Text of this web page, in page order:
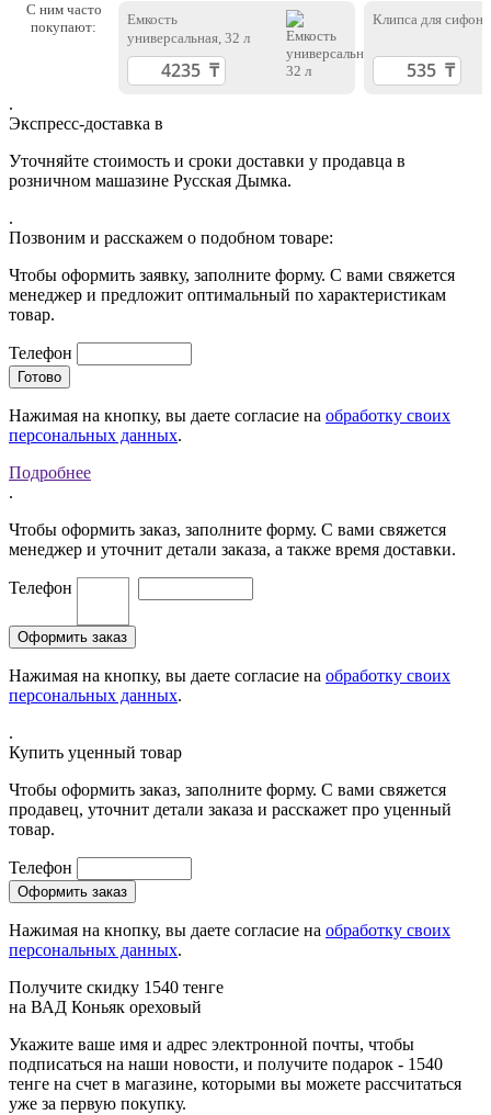
С ним часто
покупают:
Емкость
универсальная, 32 л
Клипса для сифона
.
Экспресс-доставка в
Уточняйте стоимость и сроки доставки у продавца в
розничном машазине Русская Дымка.
.
Позвоним и расскажем о подобном товаре:
Чтобы оформить заявку, заполните форму. С вами свяжется
менеджер и предложит оптимальный по характеристикам
товар.
Телефон
Нажимая на кнопку, вы даете согласие на обработку своих
персональных данных.
Подробнее
.
Чтобы оформить заказ, заполните форму. С вами свяжется
менеджер и уточнит детали заказа, а также время доставки.
Телефон
Нажимая на кнопку, вы даете согласие на обработку своих
персональных данных.
.
Купить уценный товар
Чтобы оформить заказ, заполните форму. С вами свяжется
продавец, уточнит детали заказа и расскажет про уценный
товар.
Телефон
Нажимая на кнопку, вы даете согласие на обработку своих
персональных данных.
Получите скидку 1540 тенге
на ВАД Коньяк ореховый
Укажите ваше имя и адрес электронной почты, чтобы
подписаться на наши новости, и получите подарок - 1540
тенге на счет в магазине, которыми вы можете рассчитаться
уже за первую покупку.